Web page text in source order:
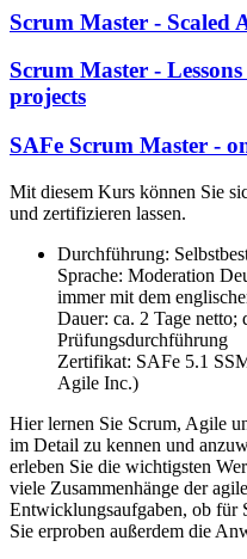
Scrum Master - Scaled
Scrum Master -
projects
SAFe Scrum Master -
Mit diesem Kurs können Sie
und zertifizieren lassen.
Durchführung:
Sprache: Moderation
immer mit dem
Dauer: ca. 2 Tage netto;
Prüfungsdurchführung
Zertifikat: SAFe 5.1
Agile Inc.)
Hier lernen Sie Scrum, Agile
im Detail zu kennen und
erleben Sie die wichtigsten
viele Zusammenhänge der
Entwicklungsaufgaben, ob für
Sie erproben außerdem die